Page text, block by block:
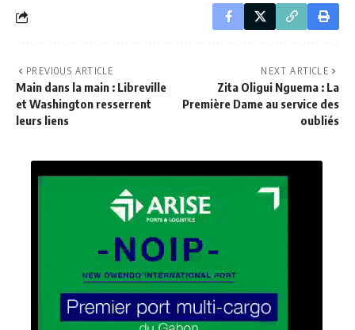
PREVIOUS ARTICLE
Main dans la main : Libreville
et Washington resserrent
leurs liens
NEXT ARTICLE
Zita Oligui Nguema : La
Première Dame au service des
oubliés